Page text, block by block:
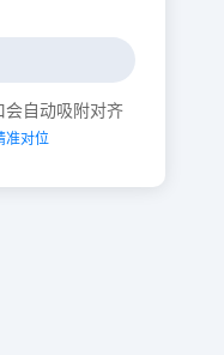
会自动吸附对齐
准对位